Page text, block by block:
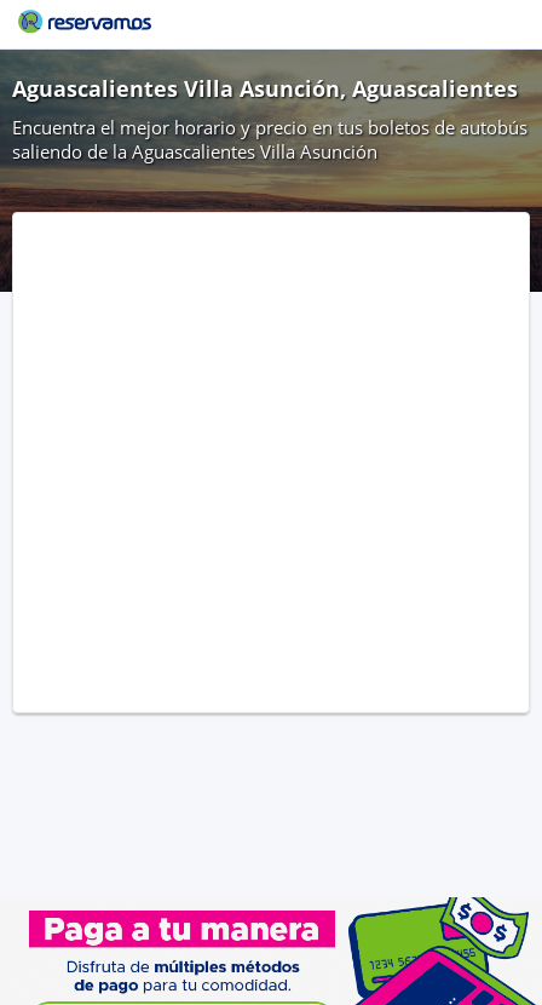
Aguascalientes Villa Asunción, Aguascalientes
Encuentra el mejor horario y precio en tus boletos de autobús
saliendo de la Aguascalientes Villa Asunción